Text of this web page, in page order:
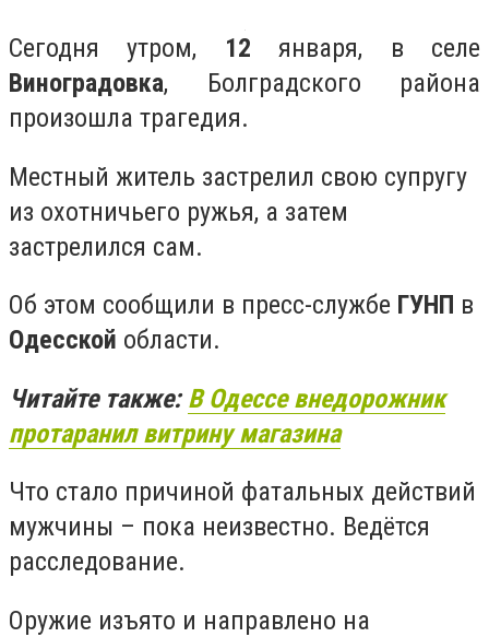
Сегодня утром, 12 января, в селе
Виноградовка, Болградского района
произошла трагедия.
Местный житель застрелил свою супругу
из охотничьего ружья, а затем
застрелился сам.
Об этом сообщили в пресс-службе ГУНП в
Одесской области.
Читайте также:В Одессе внедорожник
протаранил витрину магазина
Что стало причиной фатальных действий
мужчины – пока неизвестно. Ведётся
расследование.
Оружие изъято и направлено на